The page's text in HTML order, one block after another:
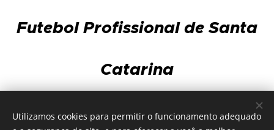
Futebol Profissional de Santa
Catarina
Av. Gov. Ivo Silveira, 3.568 - sala 101 - Capoeiras
88085-002 - Florianópolis
Utilizamos cookies para permitir o funcionamento adequado